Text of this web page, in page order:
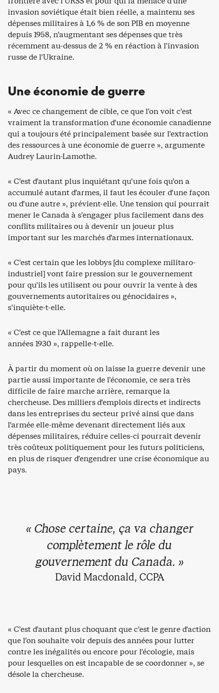
invasion soviétique était bien réelle, a maintenu ses
dépenses militaires à 1,6 % de son PIB en moyenne
depuis 1958, n’augmentant ses dépenses que très
récemment au-dessus de 2 % en réaction à l’invasion
russe de l’Ukraine.
Une économie de guerre
« Avec ce changement de cible, ce que l’on voit c’est
vraiment la transformation d’une économie canadienne
qui a toujours été principalement basée sur l’extraction
des ressources à une économie de guerre », argumente
Audrey Laurin-Lamothe.
« C’est d’autant plus inquiétant qu’une fois qu’on a
accumulé autant d’armes, il faut les écouler d’une façon
ou d’une autre », prévient-elle. Une tension qui pourrait
mener le Canada à s’engager plus facilement dans des
conflits militaires ou à devenir un joueur plus
important sur les marchés d’armes internationaux.
« C’est certain que les lobbys [du complexe militaro-
industriel] vont faire pression sur le gouvernement
pour qu’ils les utilisent ou pour ouvrir la vente à des
gouvernements autoritaires ou génocidaires »,
s’inquiète-t-elle.
« C’est ce que l’Allemagne a fait durant les
années 1930 », rappelle-t-elle.
À partir du moment où on laisse la guerre devenir une
partie aussi importante de l’économie, ce sera très
difficile de faire marche arrière, remarque la
chercheuse. Des milliers d’emplois directs et indirects
dans les entreprises du secteur privé ainsi que dans
l’armée elle-même devenant directement liés aux
dépenses militaires, réduire celles-ci pourrait devenir
très coûteux politiquement pour les futurs politiciens,
en plus de risquer d’engendrer une crise économique au
pays.
« Chose certaine, ça va changer
complètement le rôle du
gouvernement du Canada. »
David Macdonald, CCPA
« C’est d’autant plus choquant que c’est le genre d’action
que l’on souhaite voir depuis des années pour lutter
contre les inégalités ou encore pour l’écologie, mais
pour lesquelles on est incapable de se coordonner », se
désole la chercheuse.